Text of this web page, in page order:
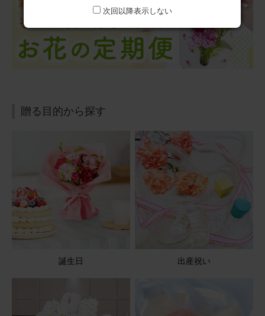
誕生日プレゼント
息子のお嫁さんにプレゼントしました。喜んでくれました
よ。赤も好きだし可愛いって言ってくれました。
アレンジメント(赤)XSサイズ Happy Birthday カード付き
誕生日
バルーンが可愛い
母の誕生日プレゼントとして贈りました。 お花だけでなく
バルーンもついているので華やかで明るいと好評でした。
アレンジメント(黄)Sサイズ Happy Birthdayバルーン付き
2025/08/11
その他
贈る目的から探す
誕生日 出産祝い
次回以降表示しない